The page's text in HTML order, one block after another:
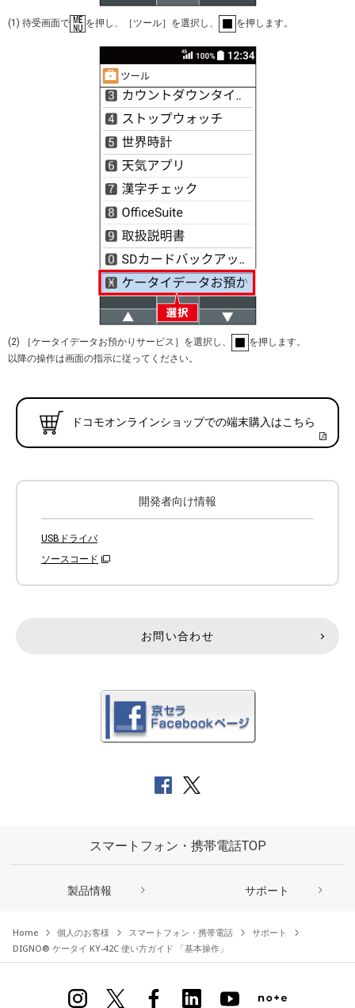
(1) 待受画面で を押し、［ツール］を選択し、 を押します。
(2) ［ケータイデータお預かりサービス］を選択し、
を押します。
以降の操作は画面の指示に従ってください。
ドコモオンラインショップでの端末購入はこちら
開発者向け情報
USBドライバ
ソースコード
お問い合わせ
スマートフォン・携帯電話TOP
製品情報 サポート
Home 個人のお客様 スマートフォン・携帯電話
サポート
DIGNO® ケータイ KY-42C 使い方ガイド 「基本操作」